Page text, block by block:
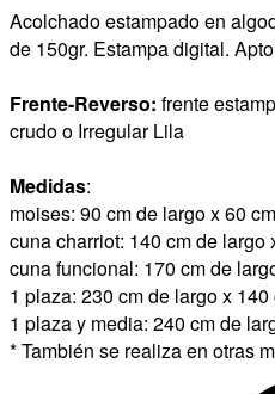
Acolchado estampado en
de 150gr. Estampa digital.
Frente-Reverso: frente
crudo o Irregular Lila
Medidas:
moises: 90 cm de largo x 60
cuna charriot: 140 cm de largo
cuna funcional: 170 cm de
1 plaza: 230 cm de largo x
1 plaza y media: 240 cm de
* También se realiza en otras